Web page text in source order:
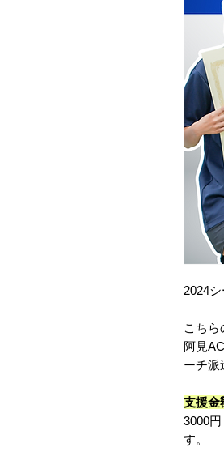
2024
こちら
阿見
ーチ派
支援金
3000
す。